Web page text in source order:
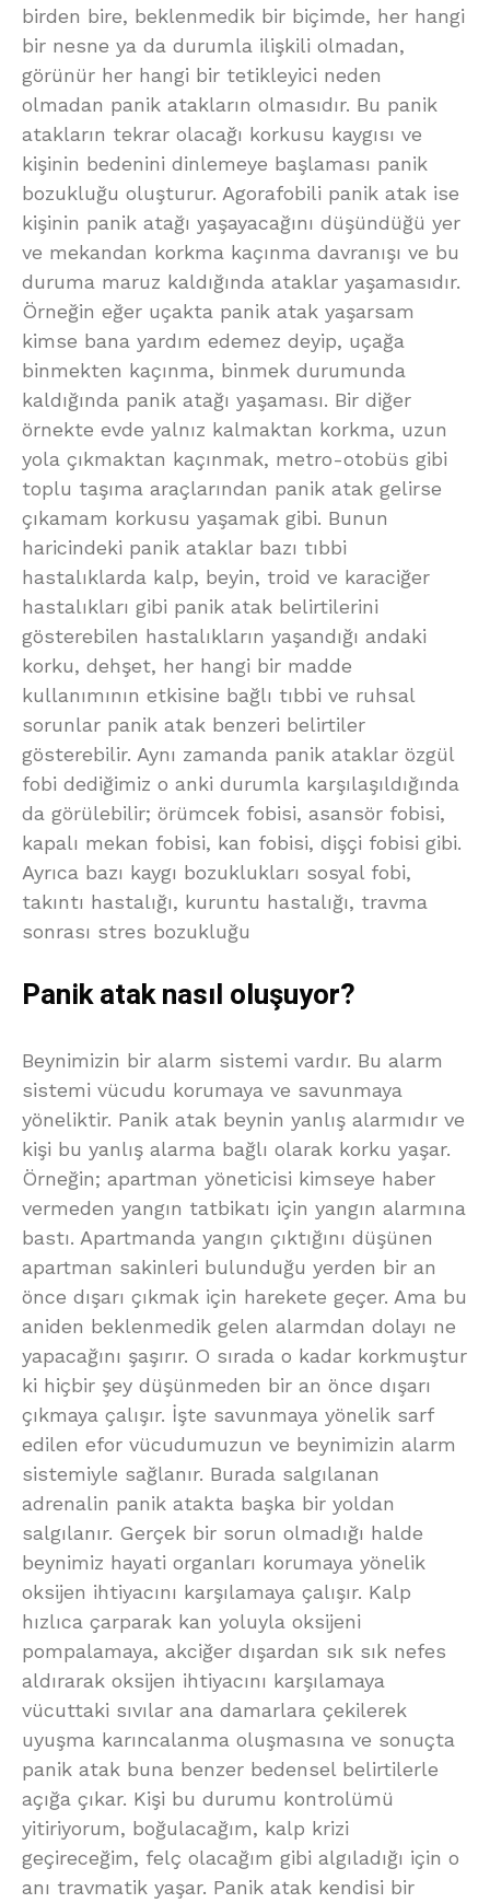
birden bire, beklenmedik bir biçimde, her hangi
bir nesne ya da durumla ilişkili olmadan,
görünür her hangi bir tetikleyici neden
olmadan panik atakların olmasıdır. Bu panik
atakların tekrar olacağı korkusu kaygısı ve
kişinin bedenini dinlemeye başlaması panik
bozukluğu oluşturur. Agorafobili panik atak ise
kişinin panik atağı yaşayacağını düşündüğü yer
ve mekandan korkma kaçınma davranışı ve bu
duruma maruz kaldığında ataklar yaşamasıdır.
Örneğin eğer uçakta panik atak yaşarsam
kimse bana yardım edemez deyip, uçağa
binmekten kaçınma, binmek durumunda
kaldığında panik atağı yaşaması. Bir diğer
örnekte evde yalnız kalmaktan korkma, uzun
yola çıkmaktan kaçınmak, metro-otobüs gibi
toplu taşıma araçlarından panik atak gelirse
çıkamam korkusu yaşamak gibi. Bunun
haricindeki panik ataklar bazı tıbbi
hastalıklarda kalp, beyin, troid ve karaciğer
hastalıkları gibi panik atak belirtilerini
gösterebilen hastalıkların yaşandığı andaki
korku, dehşet, her hangi bir madde
kullanımının etkisine bağlı tıbbi ve ruhsal
sorunlar panik atak benzeri belirtiler
gösterebilir. Aynı zamanda panik ataklar özgül
fobi dediğimiz o anki durumla karşılaşıldığında
da görülebilir; örümcek fobisi, asansör fobisi,
kapalı mekan fobisi, kan fobisi, dişçi fobisi gibi.
Ayrıca bazı kaygı bozuklukları sosyal fobi,
takıntı hastalığı, kuruntu hastalığı, travma
sonrası stres bozukluğu
Panik atak nasıl oluşuyor?
Beynimizin bir alarm sistemi vardır. Bu alarm
sistemi vücudu korumaya ve savunmaya
yöneliktir. Panik atak beynin yanlış alarmıdır ve
kişi bu yanlış alarma bağlı olarak korku yaşar.
Örneğin; apartman yöneticisi kimseye haber
vermeden yangın tatbikatı için yangın alarmına
bastı. Apartmanda yangın çıktığını düşünen
apartman sakinleri bulunduğu yerden bir an
önce dışarı çıkmak için harekete geçer. Ama bu
aniden beklenmedik gelen alarmdan dolayı ne
yapacağını şaşırır. O sırada o kadar korkmuştur
ki hiçbir şey düşünmeden bir an önce dışarı
çıkmaya çalışır. İşte savunmaya yönelik sarf
edilen efor vücudumuzun ve beynimizin alarm
sistemiyle sağlanır. Burada salgılanan
adrenalin panik atakta başka bir yoldan
salgılanır. Gerçek bir sorun olmadığı halde
beynimiz hayati organları korumaya yönelik
oksijen ihtiyacını karşılamaya çalışır. Kalp
hızlıca çarparak kan yoluyla oksijeni
pompalamaya, akciğer dışardan sık sık nefes
aldırarak oksijen ihtiyacını karşılamaya
vücuttaki sıvılar ana damarlara çekilerek
uyuşma karıncalanma oluşmasına ve sonuçta
panik atak buna benzer bedensel belirtilerle
açığa çıkar. Kişi bu durumu kontrolümü
yitiriyorum, boğulacağım, kalp krizi
geçireceğim, felç olacağım gibi algıladığı için o
anı travmatik yaşar. Panik atak kendisi bir